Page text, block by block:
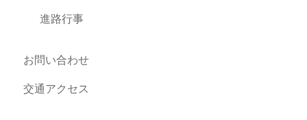
進路行事
お問い合わせ
交通アクセス